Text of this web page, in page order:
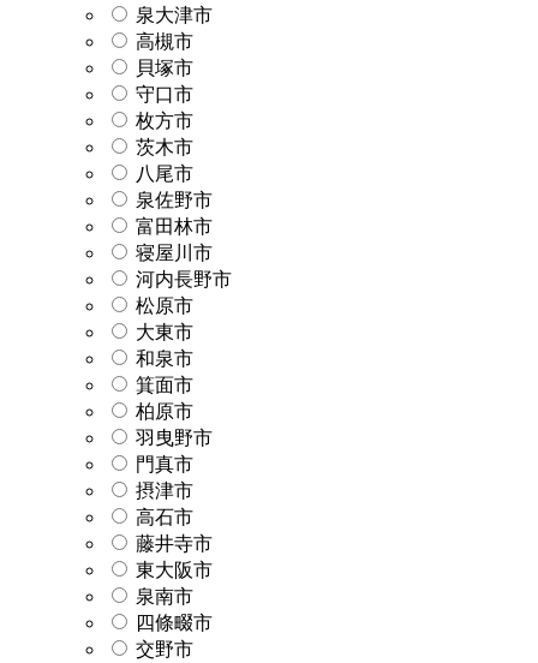
泉大津市
高槻市
貝塚市
守口市
枚方市
茨木市
八尾市
泉佐野市
富田林市
寝屋川市
河内長野市
松原市
大東市
和泉市
箕面市
柏原市
羽曳野市
門真市
摂津市
高石市
藤井寺市
東大阪市
泉南市
四條畷市
交野市